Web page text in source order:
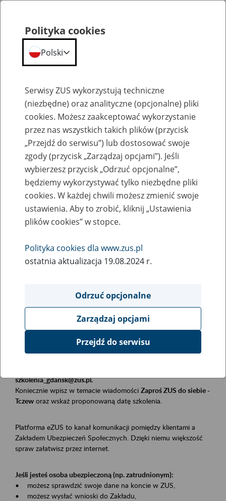
Szkolenia
Zaproś ZUS do siebie: eZUS, wizyty
rezerwowane, e-wizyty, Aktywni 50+
Rodzaj wydarzenia
Szkolenia
Obszar merytoryczny
Płatnicy, ubezpieczeni, świadczeniobiorcy
Opis wydarzenia
Szkolenie stacjonarne w siedzibie firmy, instytucji, urzędu.
szkolenia_gdansk@zus.pl.
Koniecznie wpisz w temacie wiadomości Zaproś ZUS do siebie -
Tczew oraz wskaż proponowaną datę szkolenia.
Platforma eZUS to kanał komunikacji pomiędzy klientami a
Zakładem Ubezpieczeń Społecznych. Dzięki niemu większość
spraw załatwisz przez internet.
Jeśli jesteś osoba ubezpieczoną (np. zatrudnionym):
• możesz sprawdzić swoje dane na koncie w ZUS,
• możesz wysłać wnioski do Zakładu,
Polityka cookies
Polski
Serwisy ZUS wykorzystują techniczne
(niezbędne) oraz analityczne (opcjonalne) pliki
cookies. Możesz zaakceptować wykorzystanie
przez nas wszystkich takich plików (przycisk
„Przejdź do serwisu”) lub dostosować swoje
zgody (przycisk „Zarządzaj opcjami”). Jeśli
wybierzesz przycisk „Odrzuć opcjonalne”,
będziemy wykorzystywać tylko niezbędne pliki
cookies. W każdej chwili możesz zmienić swoje
ustawienia. Aby to zrobić, kliknij „Ustawienia
plików cookies” w stopce.
Polityka cookies dla www.zus.pl
ostatnia aktualizacja 19.08.2024 r.
Odrzuć opcjonalne
Zarządzaj opcjami
Przejdź do serwisu